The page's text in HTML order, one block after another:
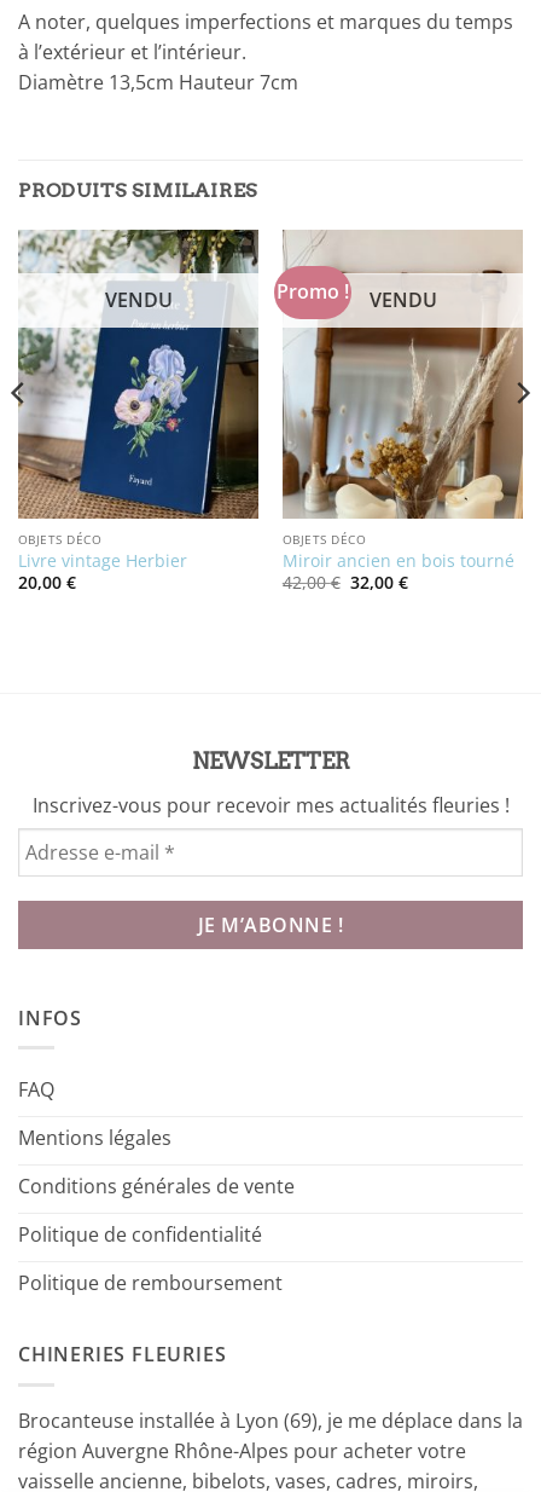
A noter, quelques imperfections et marques du temps
à l’extérieur et l’intérieur.
Diamètre 13,5cm Hauteur 7cm
PRODUITS SIMILAIRES
VENDU
OBJETS DÉCO
Livre vintage Herbier
20,00 €
Promo ! VENDU
OBJETS DÉCO
Miroir ancien en bois tourné
42,00€ Le
prix
32,00 €Le
NEWSLETTER
Inscrivez-vous pour recevoir mes actualités fleuries !
INFOS
FAQ
Mentions légales
Conditions générales de vente
Politique de confidentialité
Politique de remboursement
CHINERIES FLEURIES
Brocanteuse installée à Lyon (69), je me déplace dans la
région Auvergne Rhône-Alpes pour acheter votre
vaisselle ancienne, bibelots, vases, cadres, miroirs,